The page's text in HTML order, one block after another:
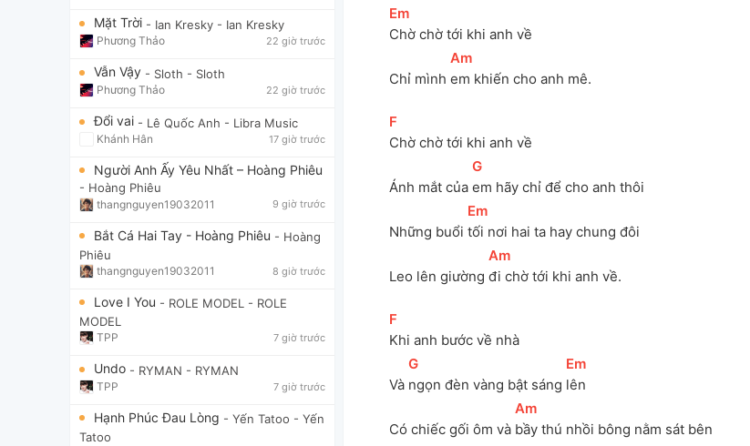
Mặt Trời - Ian Kresky - Ian Kresky
Phương Thảo 22 giờ trước
Vẫn Vậy - Sloth - Sloth
Phương Thảo 22 giờ trước
Đổi vai - Lê Quốc Anh - Libra Music
Khánh Hân 17 giờ trước
Người Anh Ấy Yêu Nhất – Hoàng Phiêu
- Hoàng Phiêu
thangnguyen19032011 9 giờ trước
Bắt Cá Hai Tay - Hoàng Phiêu - Hoàng
Phiêu
thangnguyen19032011 8 giờ trước
Love I You - ROLE MODEL - ROLE
MODEL
TPP 7 giờ trước
Undo - RYMAN - RYMAN
TPP 7 giờ trước
Hạnh Phúc Đau Lòng - Yến Tatoo - Yến
Tatoo
[Em
Chờ chờ tới khi anh về
Chỉ mình
[
Am
em khiến cho anh mê.
[F
Chờ chờ tới khi anh về
Ánh mắt của
[
G
em hãy chỉ để cho anh thôi
Những buổi
[Em
tối nơi hai ta hay chung đôi
Leo lên giường
[
Am
đi chờ tới khi anh về.
[F
Khi anh bước về nhà
Và
[
G
ngọn đèn vàng bật sáng
[Em
lên
Có chiếc gối ôm và
[
Am
bầy thú nhồi bông nằm sát bên